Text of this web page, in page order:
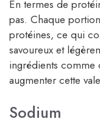
En termes de
pas. Chaque
protéines, ce qui
savoureux et
ingrédients comme
augmenter cette
Sodium